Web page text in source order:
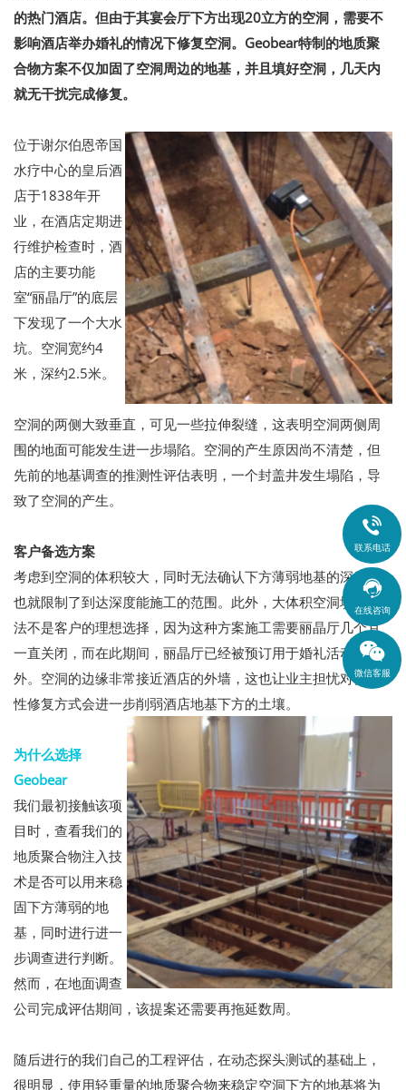
的热门酒店。但由于其宴会厅下方出现20立方的空洞，需要不
影响酒店举办婚礼的情况下修复空洞。Geobear特制的地质聚
合物方案不仅加固了空洞周边的地基，并且填好空洞，几天内
就无干扰完成修复。
位于谢尔伯恩帝国
水疗中心的皇后酒
店于1838年开
业，在酒店定期进
行维护检查时，酒
店的主要功能
室“丽晶厅”的底层
下发现了一个大水
坑。空洞宽约4
米，深约2.5米。
空洞的两侧大致垂直，可见一些拉伸裂缝，这表明空洞两侧周
围的地面可能发生进一步塌陷。空洞的产生原因尚不清楚，但
先前的地基调查的推测性评估表明，一个封盖井发生塌陷，导
致了空洞的产生。
客户备选方案
考虑到空洞的体积较大，同时无法确认下方薄弱地基的深度，
也就限制了到达深度能施工的范围。此外，大体积空洞填充方
法不是客户的理想选择，因为这种方案施工需要丽晶厅几个月
一直关闭，而在此期间，丽晶厅已经被预订用于婚礼活动。此
外。空洞的边缘非常接近酒店的外墙，这也让业主担忧对侵入
性修复方式会进一步削弱酒店地基下方的土壤。
为什么选择
Geobear
我们最初接触该项
目时，查看我们的
地质聚合物注入技
术是否可以用来稳
固下方薄弱的地
基，同时进行进一
步调查进行判断。
然而，在地面调查
公司完成评估期间，该提案还需要再拖延数周。
随后进行的我们自己的工程评估，在动态探头测试的基础上，
很明显，使用轻重量的地质聚合物来稳定空洞下方的地基将为

联系电话

在线咨询
微信客服